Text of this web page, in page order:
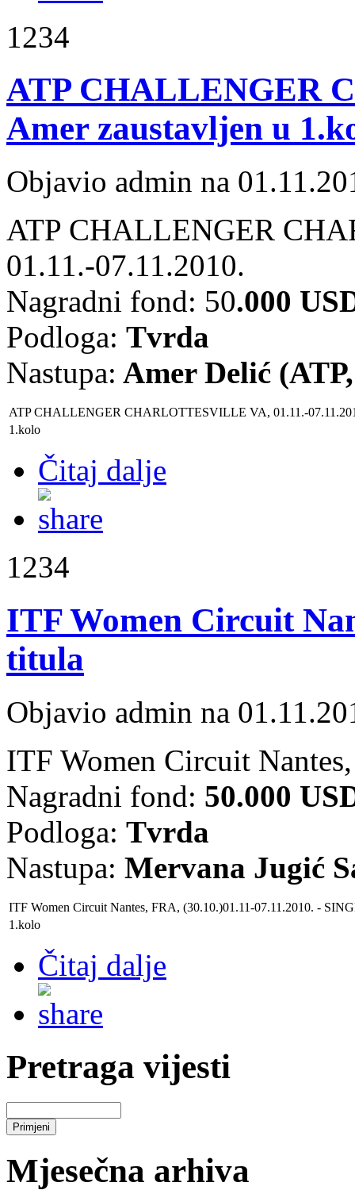
1234
ATP CHALLENGER
Amer zaustavljen u
Objavio admin na
ATP CHALLENGER
01.11.-07.11.2010.
Nagradni fond: 50.000
Podloga: Tvrda
Nastupa: Amer Delić
ATP CHALLENGER CHARLOTTESVILLE VA, 01.11.-
1.kolo
Čitaj dalje
1234
ITF Women Circuit
titula
Objavio admin na
ITF Women Circuit
Nagradni fond: 50.000
Podloga: Tvrda
Nastupa: Mervana Jugić
ITF Women Circuit Nantes, FRA, (30.10.)01.11-07.11.2010. -
1.kolo
Čitaj dalje
Pretraga vijesti
Mjesečna arhiva